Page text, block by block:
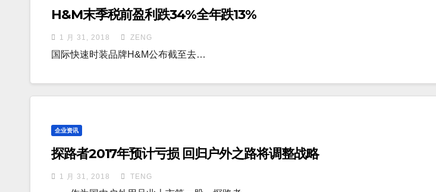
H&M末季税前盈利跌34%全年跌13%
1 月 31, 2018 ZENG
国际快速时装品牌H&M公布截至去…
企业资讯
探路者2017年预计亏损 回归户外之路将调整战略
1 月 31, 2018 TENG